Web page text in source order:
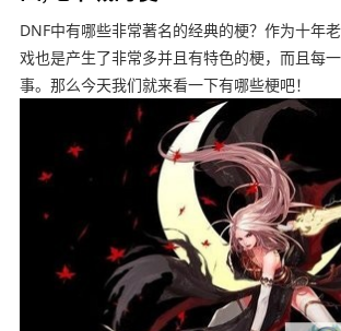
DNF中有哪些非常著名的经典的梗？作为十年
戏也是产生了非常多并且有特色的梗，而且每
事。那么今天我们就来看一下有哪些梗吧！